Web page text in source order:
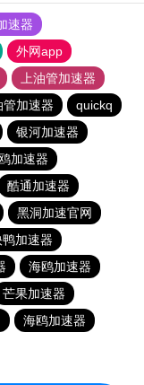
速器
外网app
上油管加速器
管加速器
quickq
银河加速器
加速器
酷通加速器
黑洞加速官网
鸭加速器
海鸥加速器
芒果加速器
海鸥加速器